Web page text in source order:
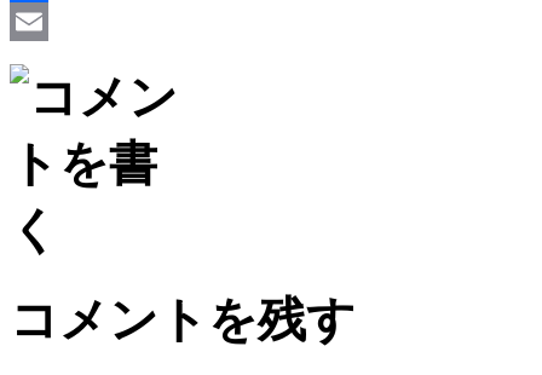
Facebook
Email
コメントを残す